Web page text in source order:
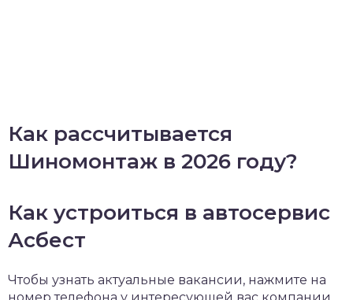
Как рассчитывается
Шиномонтаж в 2026 году?
Как устроиться в автосервис
Асбест
Чтобы узнать актуальные вакансии, нажмите на